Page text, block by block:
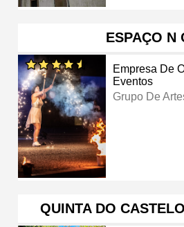
ESPAÇO N
Empresa De
Eventos
Grupo De
QUINTA DO